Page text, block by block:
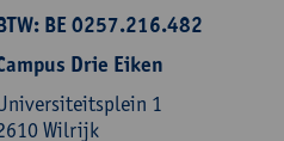
BE 0257.216.482
Drie Eiken
1
Wilrijk